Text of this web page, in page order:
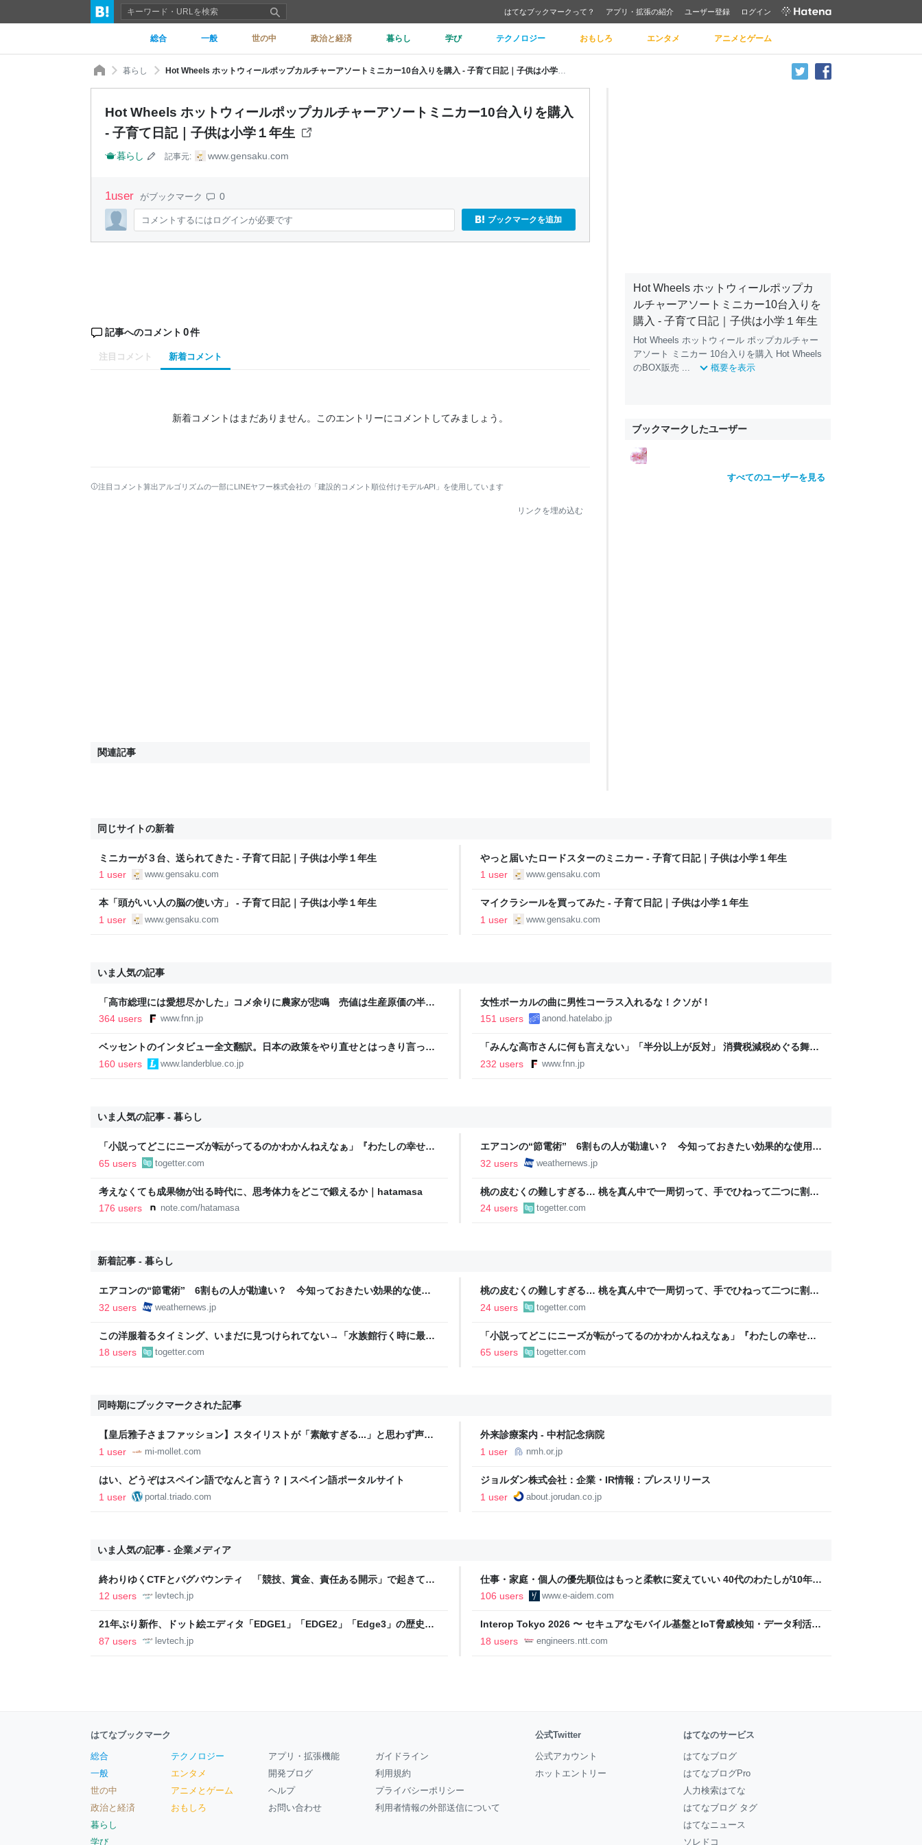
はてなブックマークって？ アプリ・拡張の紹介 ユーザー登録 ログイン
総合 一般 世の中 政治と経済 暮らし 学び テクノロジー おもしろ エンタメ アニメとゲーム
暮らし
Hot Wheels ホットウィールポップカルチャーアソートミニカー10台入りを購入
- 子育て日記｜子供は小学１年生
暮らし 記事元: www.gensaku.com
1user がブックマーク 0
コメントするにはログインが必要です ブックマークを追加
記事へのコメント 0件
注目コメント 新着コメント
新着コメントはまだありません。 このエントリーにコメントしてみましょう。
注目コメント算出アルゴリズムの一部にLINEヤフー株式会社の「建設的コメント順位付けモデルAPI」を使用しています
リンクを埋め込む
関連記事
Hot Wheels ホットウィールポップカ
ルチャーアソートミニカー10台入りを
購入 - 子育て日記｜子供は小学１年生
Hot Wheels ホットウィール ポップカルチャー
アソート ミニカー 10台入りを購入 Hot Wheels
のBOX販売 ...
概要を表示
ブックマークしたユーザー
すべてのユーザーを見る
同じサイトの新着
ミニカーが３台、送られてきた - 子育て日記｜子供は小学１年生
1 user
www.gensaku.com
やっと届いたロードスターのミニカー - 子育て日記｜子供は小学１年生
1 user
www.gensaku.com
本「頭がいい人の脳の使い方」 - 子育て日記｜子供は小学１年生
1 user
www.gensaku.com
マイクラシールを買ってみた - 子育て日記｜子供は小学１年生
1 user
www.gensaku.com
いま人気の記事
「高市総理には愛想尽かした」コメ余りに農家が悲鳴 売値は生産原価の半分
以下に…肥料代や燃料代は高騰「今年でやめる」農家も｜FNNプライムオンラ
364 users www.fnn.jp
女性ボーカルの曲に男性コーラス入れるな！クソが！
151 users
anond.hatelabo.jp
ベッセントのインタビュー全文翻訳。日本の政策をやり直せとはっきり言って
いる
160 users www.landerblue.co.jp
「みんな高市さんに何も言えない」「半分以上が反対」 消費税減税めぐる舞台
裏 自民党内でくすぶる慎重論と本音【スポットライト】｜FNNプライムオン
232 users www.fnn.jp
いま人気の記事 - 暮らし
「小説ってどこにニーズが転がってるのかわかんねえなぁ」『わたしの幸せな
結婚』のド直球ざまあ系シンデレラストーリーが若者にヒットしているという
65 users togetter.com
エアコンの“節電術” 6割もの人が勘違い？ 今知っておきたい効果的な使用法
- ウェザーニュース
32 users weathernews.jp
考えなくても成果物が出る時代に、思考体力をどこで鍛えるか｜hatamasa
176 users
note.com/hatamasa
桃の皮むくの難しすぎる… 桃を真ん中で一周切って、手でひねって二つに割れ
ばいけるとのことでやってみたら、「あっ、これダメだ」となった→数々のア
ドバイスが寄せられる
24 users togetter.com
新着記事 - 暮らし
エアコンの“節電術” 6割もの人が勘違い？ 今知っておきたい効果的な使用
法 - ウェザーニュース
32 users weathernews.jp
桃の皮むくの難しすぎる… 桃を真ん中で一周切って、手でひねって二つに割れ
ばいけるとのことでやってみたら、「あっ、これダメだ」となった→数々のア
24 users togetter.com
この洋服着るタイミング、いまだに見つけられてない→「水族館行く時に最
適」「これで…授業参観に出ました」
18 users togetter.com
「小説ってどこにニーズが転がってるのかわかんねえなぁ」『わたしの幸せな
結婚』のド直球ざまあ系シンデレラストーリーが若者にヒットしているという
65 users togetter.com
同時期にブックマークされた記事
【皇后雅子さまファッション】スタイリストが「素敵すぎる...」と思わず声が
出た、ベルギー公式訪問コーデ | キャサリン妃ほかプリンセスにみるエレガン
一歩！（1/4）
1 user mi-mollet.com
外来診療案内 - 中村記念病院
1 user
nmh.or.jp
はい、どうぞはスペイン語でなんと言う？ | スペイン語ポータルサイト
1 user
portal.triado.com
ジョルダン株式会社：企業・IR情報：プレスリリース
1 user
about.jorudan.co.jp
いま人気の記事 - 企業メディア
終わりゆくCTFとバグバウンティ 「競技、賞金、責任ある開示」で起きてい
ること【フォーカス】 - レバテックLAB
12 users levtech.jp
仕事・家庭・個人の優先順位はもっと柔軟に変えていい 40代のわたしが10年後
の自分に伝えたいこと - りっすん by イーアイデム
106 users www.e-aidem.com
21年ぶり新作、ドット絵エディタ「EDGE1」「EDGE2」「Edge3」の歴史に
ついて作者に聞く【フォーカス】 - レバテックLAB
87 users levtech.jp
Interop Tokyo 2026 〜 セキュアなモバイル基盤とIoT脅威検知・データ利活用
への取り組み 〜 - NTT docomo Business Engineers' Blog
18 users engineers.ntt.com
はてなブックマーク
総合
一般
世の中
政治と経済
暮らし
学び
テクノロジー
エンタメ
アニメとゲーム
おもしろ
アプリ・拡張機能
開発ブログ
ヘルプ
お問い合わせ
ガイドライン
利用規約
プライバシーポリシー
利用者情報の外部送信について
公式Twitter
公式アカウント
ホットエントリー
はてなのサービス
はてなブログ
はてなブログPro
人力検索はてな
はてなブログ タグ
はてなニュース
ソレドコ